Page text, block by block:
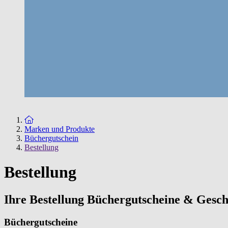
Zur Startseite
Marken und Produkte
Büchergutschein
Bestellung
Bestellung
Ihre Bestellung Büchergutscheine &
Büchergutscheine